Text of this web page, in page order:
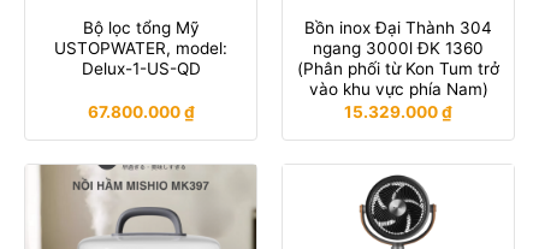
Bộ lọc tổng Mỹ
USTOPWATER, model:
Delux-1-US-QD
67.800.000₫
Bồn inox Đại Thành 304
ngang 3000l ĐK 1360
(Phân phối từ Kon Tum trở
vào khu vực phía Nam)
15.329.000₫